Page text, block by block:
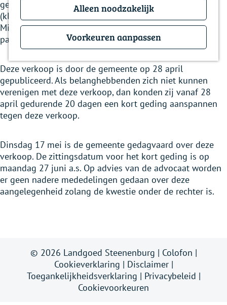
Alleen noodzakelijk
Voorkeuren aanpassen
e
p
a
g
gesloten met Steenenburg Vastgoed I B.V.
(kleindochteronderneming Jan Kelders Beheer). Het
Middengebied gaat over 120 appartementen, 50
patiowoningen en het kasteel.
Deze verkoop is door de gemeente op 28 april
gepubliceerd. Als belanghebbenden zich niet kunnen
verenigen met deze verkoop, dan konden zij vanaf 28
april gedurende 20 dagen een kort geding aanspannen
tegen deze verkoop.
Dinsdag 17 mei is de gemeente gedagvaard over deze
verkoop. De zittingsdatum voor het kort geding is op
maandag 27 juni a.s. Op advies van de advocaat worden
er geen nadere mededelingen gedaan over deze
aangelegenheid zolang de kwestie onder de rechter is.
© 2026 Landgoed Steenenburg | Colofon |
Cookieverklaring | Disclaimer|
Toegankelijkheidsverklaring | Privacybeleid |
Cookievoorkeuren